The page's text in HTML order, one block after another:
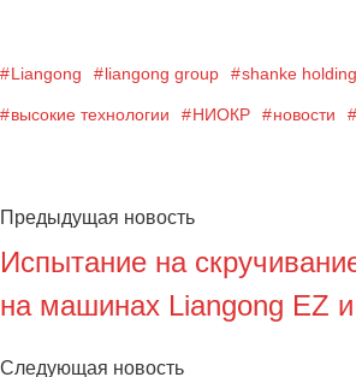
Liangong liangong group shanke holding
высокие технологии НИОКР новости
Предыдущая новость
Испытание на
на машинах Liangong EZ
Следующая новость